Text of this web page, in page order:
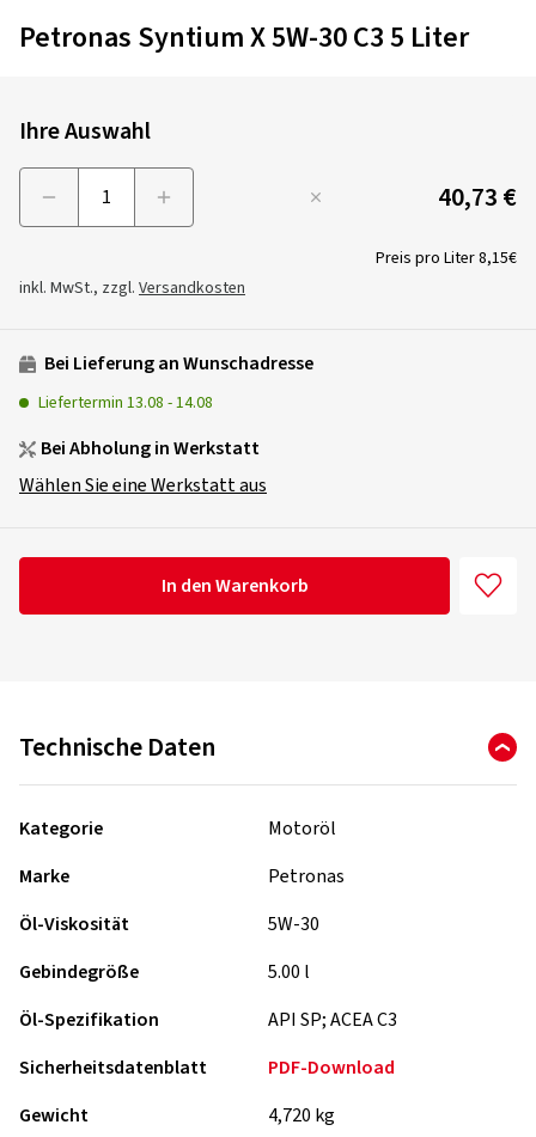
Petronas Syntium X 5W-30 C3 5 Liter
Ihre Auswahl
40,73 €
Preis pro Liter8,15€
inkl. MwSt., zzgl. Versandkosten
Bei Lieferung an Wunschadresse
Liefertermin 13.08 -14.08
Bei Abholung in Werkstatt
Wählen Sie eine Werkstatt aus
In den Warenkorb
Technische Daten
Kategorie
Motoröl
Marke
Petronas
Öl-Viskosität
5W-30
Gebindegröße
5.00 l
Öl-Spezifikation
API SP; ACEA C3
Sicherheitsdatenblatt
PDF-Download
Gewicht
4,720 kg